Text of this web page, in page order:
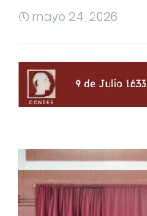
mayo 24, 2026